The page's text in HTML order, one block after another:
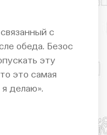
с
обеда. Безос
эту
это самая
делаю».